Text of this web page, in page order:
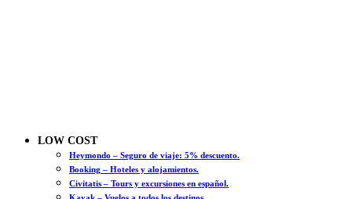
LOW COST
Heymondo – Seguro de viaje: 5% descuento.
Booking – Hoteles y alojamientos.
Civitatis – Tours y excursiones en español.